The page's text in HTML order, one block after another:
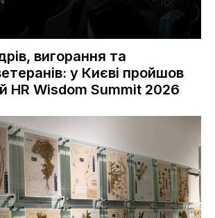
вигорання та
у Києві пройшов
HR Wisdom Summit 2026